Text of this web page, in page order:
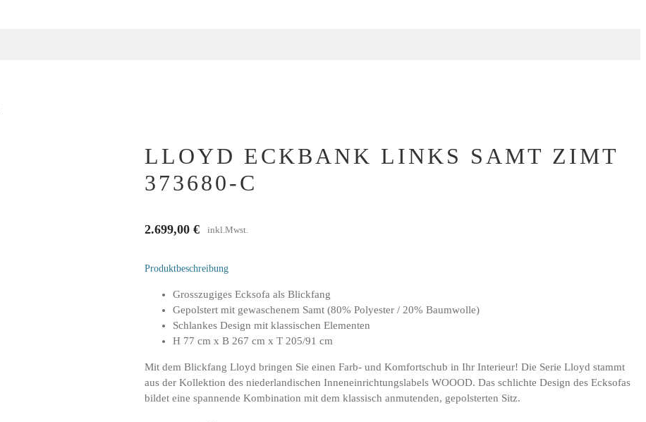
LLOYD ECKBANK LINKS SAMT ZIMT
373680-C
2.699,00 € inkl.Mwst.
Produktbeschreibung
Grosszugiges Ecksofa als Blickfang
Gepolstert mit gewaschenem Samt (80% Polyester / 20% Baumwolle)
Schlankes Design mit klassischen Elementen
H 77 cm x B 267 cm x T 205/91 cm
Mit dem Blickfang Lloyd bringen Sie einen Farb- und Komfortschub in Ihr Interieur! Die Serie Lloyd stammt
aus der Kollektion des niederlandischen Inneneinrichtungslabels WOOOD. Das schlichte Design des Ecksofas
bildet eine spannende Kombination mit dem klassisch anmutenden, gepolsterten Sitz.